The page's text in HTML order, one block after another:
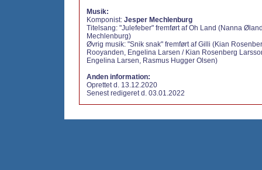
Musik:
Komponist: Jesper Mechlenburg
Titelsang: "Julefeber" fremført af Oh Land (Nanna
Mechlenburg)
Øvrig musik: "Snik snak" fremført af Gilli (Kian
Rooyanden, Engelina Larsen / Kian Rosenberg
Engelina Larsen, Rasmus Hugger Olsen)
Anden information:
Oprettet d. 13.12.2020
Senest redigeret d. 03.01.2022